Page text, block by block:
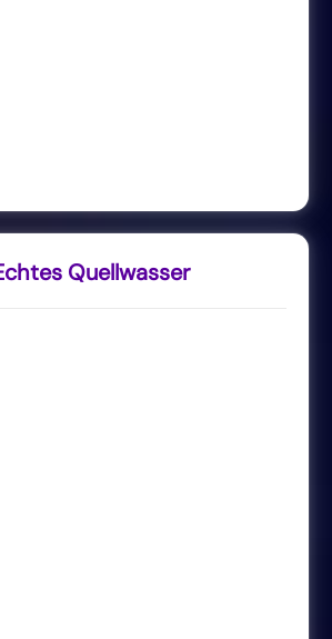
Quellwasser